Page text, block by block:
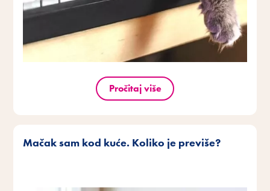
Pročitaj više
Mačak sam kod kuće. Koliko je previše?